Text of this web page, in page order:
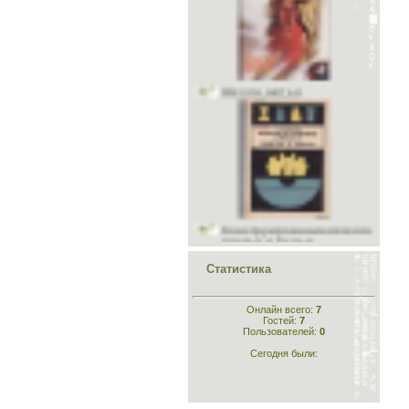
Школа шитья
Конструирование лёгкого
платья и белья
Конструирование
одежды
Статистика
Онлайн всего: 7
Гостей: 7
Пользователей: 0
Сегодня были: